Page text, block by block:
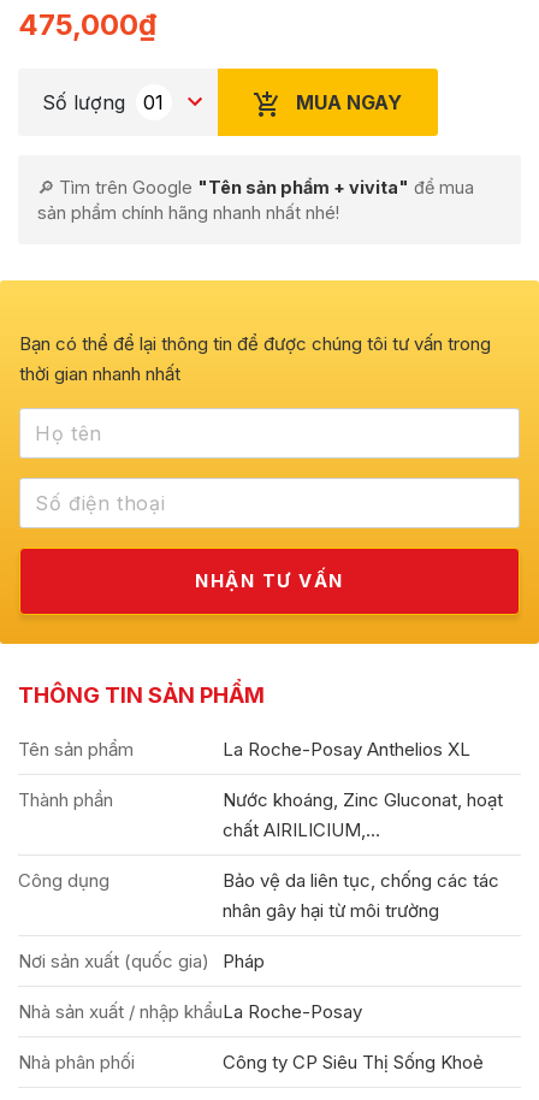
475,000₫
Số lượng MUA NGAY
🔎 Tìm trên Google "Tên sản phẩm + vivita" để mua
sản phẩm chính hãng nhanh nhất nhé!
Bạn có thể để lại thông tin để được chúng tôi tư vấn trong
thời gian nhanh nhất
THÔNG TIN SẢN PHẨM
Tên sản phẩm La Roche-Posay Anthelios XL
Thành phần
Nước khoáng, Zinc Gluconat, hoạt
chất AIRILICIUM,…
Công dụng
Bảo vệ da liên tục, chống các tác
nhân gây hại từ môi trường
Nơi sản xuất (quốc gia) Pháp
Nhà sản xuất / nhập khẩuLa Roche-Posay
Nhà phân phối Công ty CP Siêu Thị Sống Khoẻ